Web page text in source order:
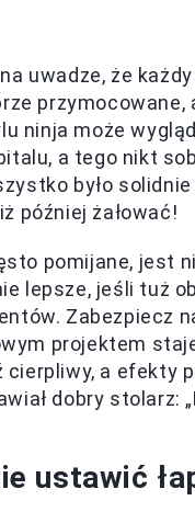
uwadze, że
przymocowane,
ninja może
a tego nikt
było
później żałować!
pomijane, jest
lepsze, jeśli tuż
Zabezpiecz
projektem
a efekty
dobry stolarz:
ustawić